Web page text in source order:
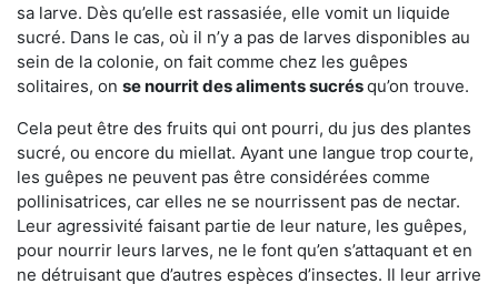
sa larve. Dès qu’elle est rassasiée, elle vomit un liquide
sucré. Dans le cas, où il n’y a pas de larves disponibles au
sein de la colonie, on fait comme chez les guêpes
solitaires, on se nourrit des aliments sucrésqu’on trouve.
Cela peut être des fruits qui ont pourri, du jus des plantes
sucré, ou encore du miellat. Ayant une langue trop courte,
les guêpes ne peuvent pas être considérées comme
pollinisatrices, car elles ne se nourrissent pas de nectar.
Leur agressivité faisant partie de leur nature, les guêpes,
pour nourrir leurs larves, ne le font qu’en s’attaquant et en
ne détruisant que d’autres espèces d’insectes. Il leur arrive